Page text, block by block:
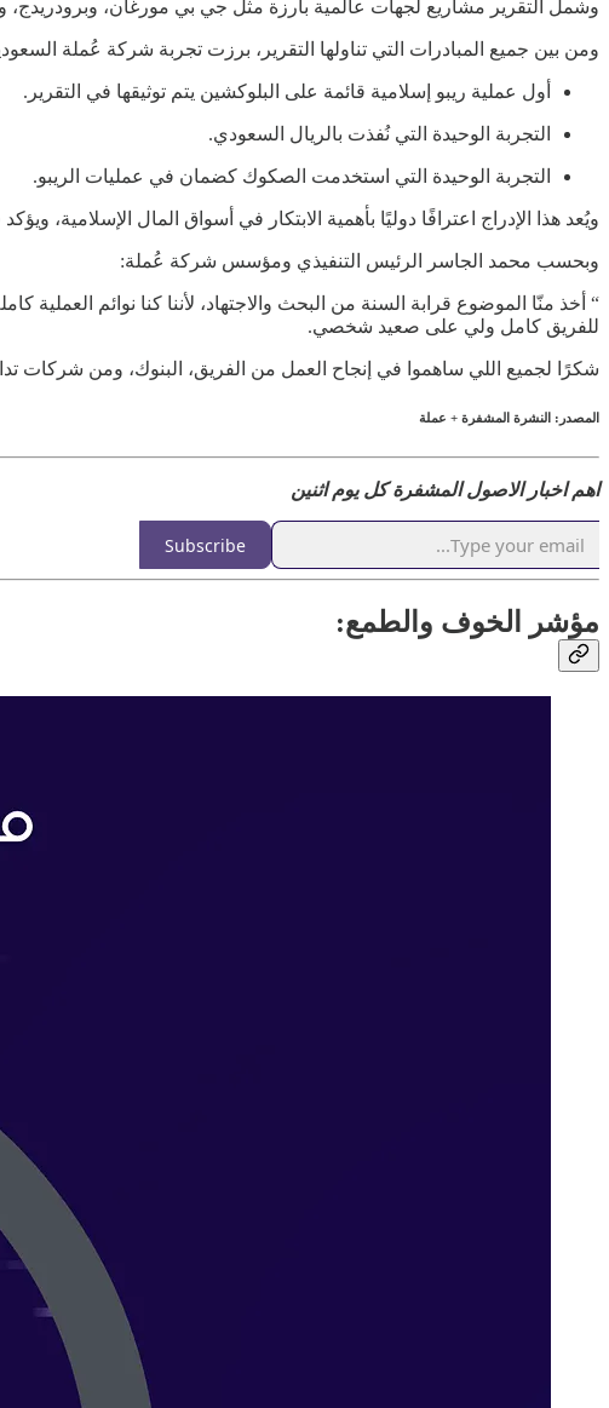
وشمل التقرير مشاريع لجهات عالمية بارزة مثل جي بي مورغان، وبرودريدج، وHQLAX، إضافة إلى تجارب للبنك المركزي الأوروبي، وبنك فرنسا، والبنك الوطني السويسري.
ومن بين جميع المبادرات التي تناولها التقرير، برزت تجربة شركة عُملة
أول عملية ريبو إسلامية قائمة على البلوكشين يتم توثيقها في التقرير.
التجربة الوحيدة التي نُفذت بالريال السعودي.
التجربة الوحيدة التي استخدمت الصكوك كضمان في عمليات الريبو.
ويُعد هذا الإدراج اعترافًا دوليًا بأهمية الابتكار في أسواق المال الإسلامية،
وبحسب محمد الجاسر الرئيس التنفيذي ومؤسس شركة عُملة:
للفريق كامل ولي على صعيد شخصي.
شكرًا لجميع اللي ساهموا في إنجاح العمل من الفريق، البنوك، ومن شركات
المصدر: النشرة المشفرة + عملة
اهم اخبار الاصول المشفرة كل يوم اثنين
Subscribe
مؤشر الخوف والطمع: